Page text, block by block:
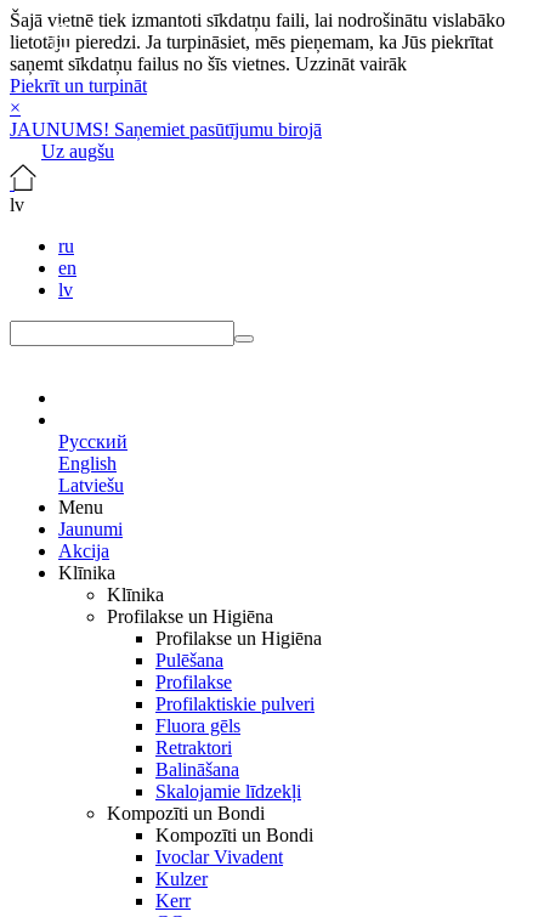
Šajā vietnē tiek izmantoti sīkdatņu faili, lai nodrošinātu vislabāko
lietotāju pieredzi. Ja turpināsiet, mēs pieņemam, ka Jūs piekrītat
saņemt sīkdatņu failus no šīs vietnes. Uzzināt vairāk
Piekrīt un turpināt
×
JAUNUMS! Saņemiet pasūtījumu birojā
Uz augšu
lv
ru
en
lv
Русский
English
Latviešu
Menu
Jaunumi
Akcija
Klīnika
Klīnika
Profilakse un Higiēna
Profilakse un Higiēna
Pulēšana
Profilakse
Profilaktiskie pulveri
Fluora gēls
Retraktori
Balināšana
Skalojamie līdzekļi
Kompozīti un Bondi
Kompozīti un Bondi
Ivoclar Vivadent
Kulzer
Kerr